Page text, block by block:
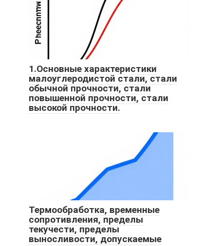
1.Основные характеристики
малоуглеродистой стали, стали
обычной прочности, стали
повышенной прочности, стали
высокой прочности.
Термообработка, временные
сопротивления, пределы
текучести, пределы
выносливости, допускаемые